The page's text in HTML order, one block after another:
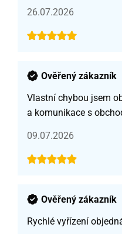
26.07.2026
Ověřený zákazník
Vlastní chybou jsem
a komunikace s
09.07.2026
Ověřený zákazník
Rychlé vyřízení